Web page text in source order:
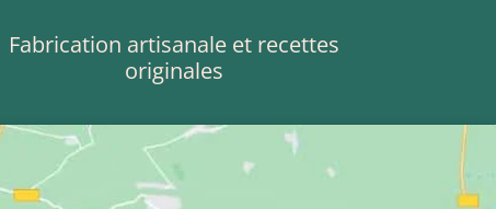
Fabrication artisanale et recettes
originales